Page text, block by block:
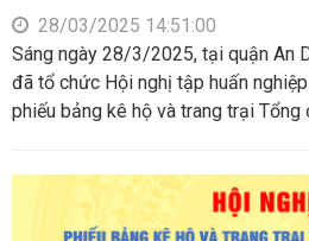
28/03/2025 14:51:00
Sáng ngày 28/3/2025, tại quận An
đã tổ chức Hội nghị tập huấn
phiếu bảng kê hộ và trang trại Tổng